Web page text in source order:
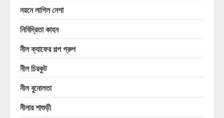
নয়নে লাগিল নেশা
নিবিদ্রিতা কাহন
নীল ক্যাফের গল্প গ্রুপ
নীল চিরকুট
নীল বুনোলতা
নীলার শাশুড়ী